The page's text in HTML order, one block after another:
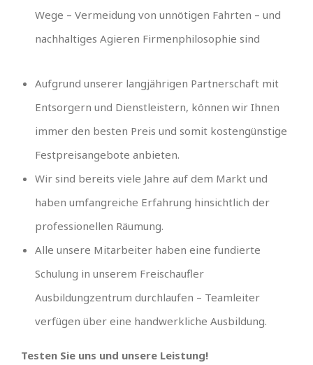
Wege – Vermeidung von unnötigen Fahrten – und
nachhaltiges Agieren Firmenphilosophie sind
Aufgrund unserer langjährigen Partnerschaft mit
Entsorgern und Dienstleistern, können wir Ihnen
immer den besten Preis und somit kostengünstige
Festpreisangebote anbieten.
Wir sind bereits viele Jahre auf dem Markt und
haben umfangreiche Erfahrung hinsichtlich der
professionellen Räumung.
Alle unsere Mitarbeiter haben eine fundierte
Schulung in unserem Freischaufler
Ausbildungzentrum durchlaufen – Teamleiter
verfügen über eine handwerkliche Ausbildung.
Testen Sie uns und unsere Leistung!